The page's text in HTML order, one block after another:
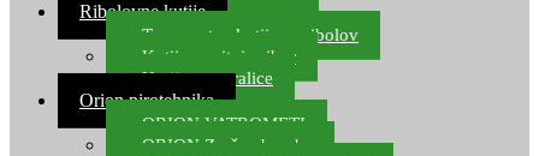
Ribolovne kutije
Transportne kutije za ribolov
Kutije za sitni pribor
Kutije za varalice
Orion pirotehnika
ORION VATROMETI
ORION Zračne bombe